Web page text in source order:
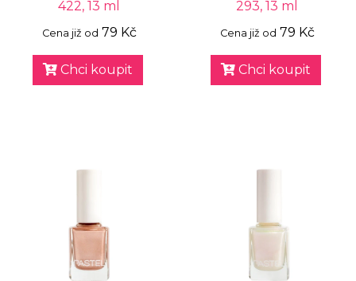
422, 13 ml
Cena již od 79 Kč
Chci koupit
293, 13 ml
Cena již od 79 Kč
Chci koupit